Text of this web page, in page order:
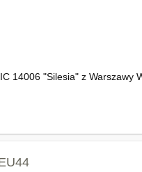
14006 "Silesia" z